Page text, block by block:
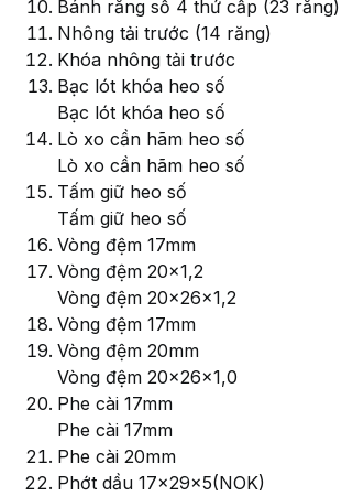
Bánh răng số 4 thứ cấp (23 răng)
Nhông tải trước (14 răng)
Khóa nhông tải trước
Bạc lót khóa heo số
Bạc lót khóa heo số
Lò xo cần hãm heo số
Lò xo cần hãm heo số
Tấm giữ heo số
Tấm giữ heo số
Vòng đệm 17mm
Vòng đệm 20x1,2
Vòng đệm 20x26x1,2
Vòng đệm 17mm
Vòng đệm 20mm
Vòng đệm 20x26x1,0
Phe cài 17mm
Phe cài 17mm
Phe cài 20mm
Phớt dầu 17x29x5(NOK)